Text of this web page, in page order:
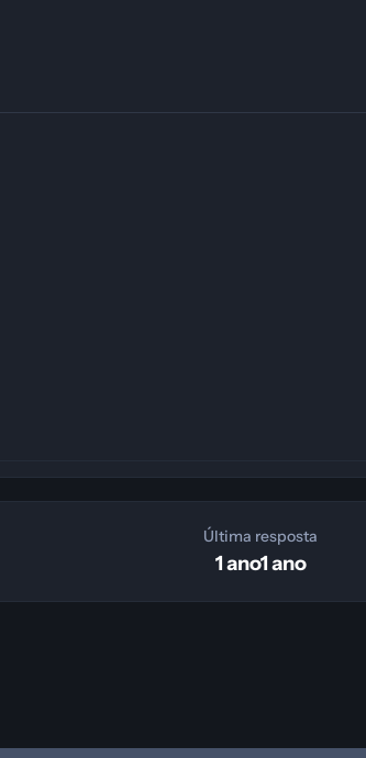
Última resposta
1 ano1 ano